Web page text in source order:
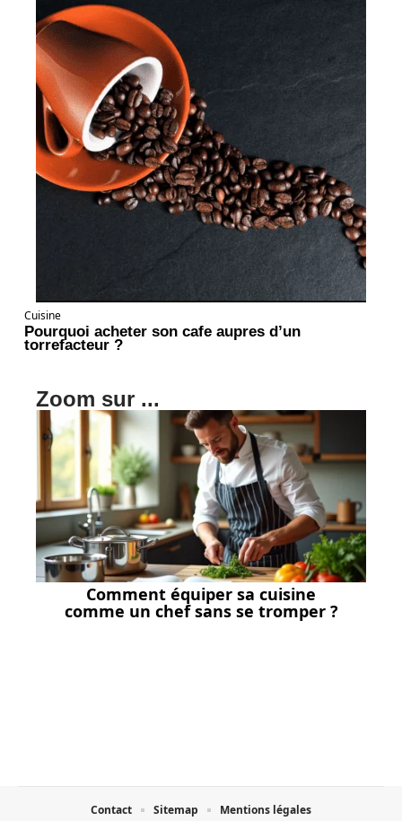
Cuisine
Pourquoi acheter son cafe aupres d’un
torrefacteur ?
Zoom sur ...
Comment équiper sa cuisine
comme un chef sans se tromper ?
Contact Sitemap Mentions légales